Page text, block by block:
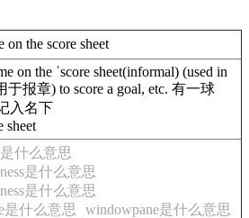
on the score sheet
on the ˈscore sheet(informal) (used in
于报章) to score a goal, etc. 有一球
入名下
sheet
什么意思
是什么意思
是什么意思
是什么意思
windowpane是什么意思